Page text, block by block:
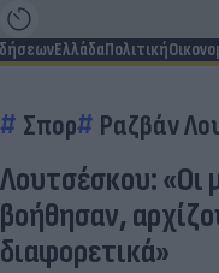
ΕλλάδαΠολιτική
Σπορ Ραζβάν
Λουτσέσκου: «Οι
βοήθησαν,
διαφορετικά»